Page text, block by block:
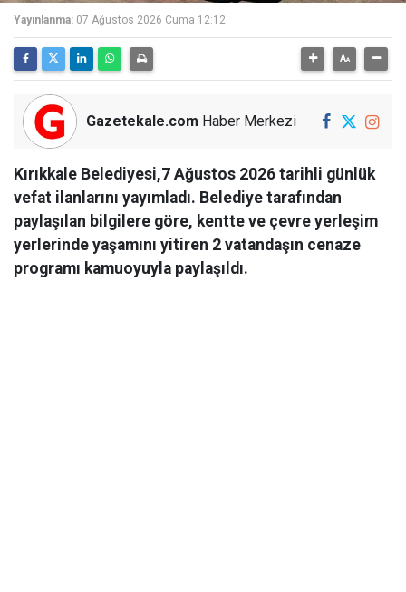
Yayınlanma: 07 Ağustos 2026 Cuma 12:12
Gazetekale.com Haber Merkezi
Kırıkkale Belediyesi,7 Ağustos 2026 tarihli günlük
vefat ilanlarını yayımladı. Belediye tarafından
paylaşılan bilgilere göre, kentte ve çevre yerleşim
yerlerinde yaşamını yitiren 2 vatandaşın cenaze
programı kamuoyuyla paylaşıldı.